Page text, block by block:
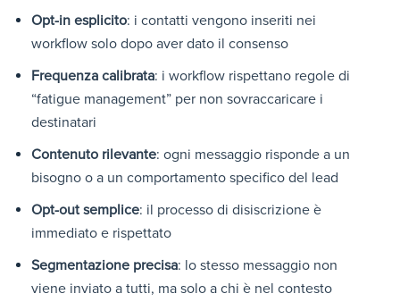
Opt-in esplicito: i contatti vengono inseriti nei
workflow solo dopo aver dato il consenso
Frequenza calibrata: i workflow rispettano regole di
“fatigue management” per non sovraccaricare i
destinatari
Contenuto rilevante: ogni messaggio risponde a un
bisogno o a un comportamento specifico del lead
Opt-out semplice: il processo di disiscrizione è
immediato e rispettato
Segmentazione precisa: lo stesso messaggio non
viene inviato a tutti, ma solo a chi è nel contesto